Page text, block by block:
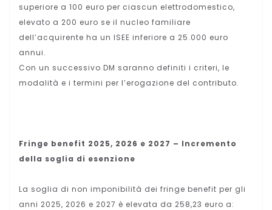
superiore a 100 euro per ciascun elettrodomestico,
elevato a 200 euro se il nucleo familiare
dell’acquirente ha un ISEE inferiore a 25.000 euro
annui.
Con un successivo DM saranno definiti i criteri, le
modalità e i termini per l’erogazione del contributo.
Fringe benefit 2025, 2026 e 2027 – Incremento
della soglia di esenzione
La soglia di non imponibilità dei fringe benefit per gli
anni 2025, 2026 e 2027 è elevata da 258,23 euro a: